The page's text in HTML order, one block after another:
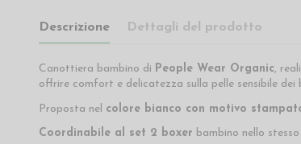
Descrizione Dettagli del prodotto
Canottiera bambino di People Wear Organic,
offrire comfort e delicatezza sulla pelle sensibile
Proposta nel colore bianco con motivo
Coordinabile al set 2 boxer bambino nello